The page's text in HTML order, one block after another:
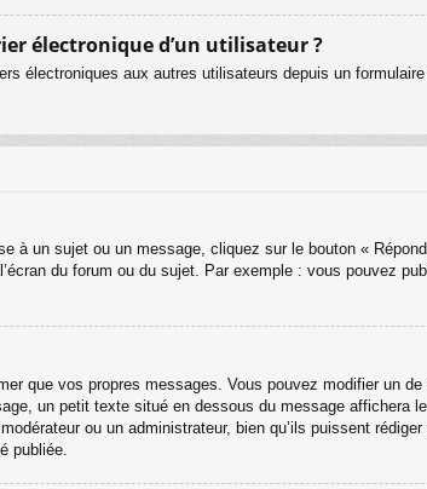
électronique d’un utilisateur ?
aux autres utilisateurs depuis un
un sujet ou un message, cliquez sur le bouton «
du forum ou du sujet. Par exemple : vous pouvez
que vos propres messages. Vous pouvez modifier un
un petit texte situé en dessous du message affichera
ou un administrateur, bien qu’ils puissent
publiée.